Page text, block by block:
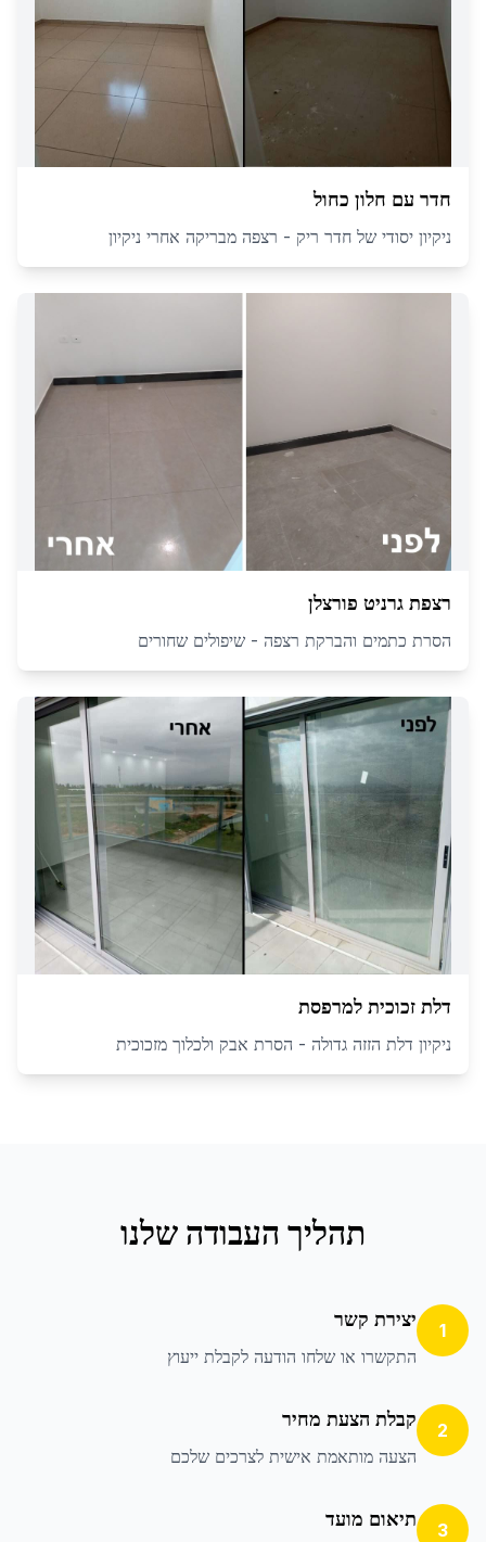
חדר עם חלון כחול
ניקיון יסודי של חדר ריק - רצפה מבריקה אחרי ניקיון
רצפת גרניט פורצלן
הסרת כתמים והברקת רצפה - שיפולים שחורים
דלת זכוכית למרפסת
ניקיון דלת הזזה גדולה - הסרת אבק ולכלוך מזכוכית
תהליך העבודה שלנו
1 יצירת קשר
התקשרו או שלחו הודעה לקבלת ייעוץ
2 קבלת הצעת מחיר
הצעה מותאמת אישית לצרכים שלכם
3 תיאום מועד